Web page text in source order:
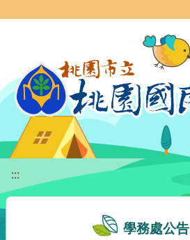
:::
學務處公告